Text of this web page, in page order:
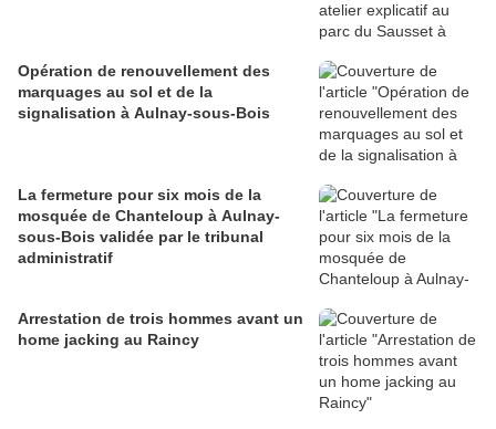
Opération de renouvellement des
marquages au sol et de la
signalisation à Aulnay-sous-Bois
La fermeture pour six mois de la
mosquée de Chanteloup à Aulnay-
sous-Bois validée par le tribunal
administratif
Arrestation de trois hommes avant un
home jacking au Raincy